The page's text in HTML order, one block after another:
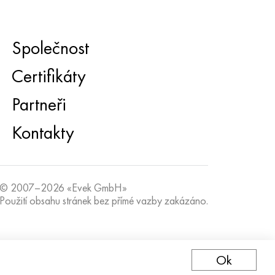
Společnost
Certifikáty
Partneři
Kontakty
© 2007–2026 «Evek GmbH»
Použití obsahu stránek bez přímé vazby zakázáno.
Ok